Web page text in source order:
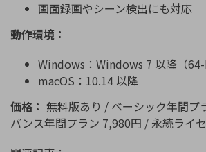
画面録画やシーン検出にも対応
動作環境：
Windows：Windows 7 以降（64-
macOS：10.14 以降
価格： 無料版あり / ベーシック年間プ
バンス年間プラン 7,980円 / 永続ライ